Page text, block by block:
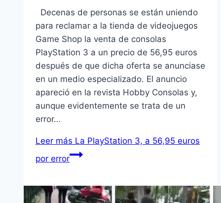
Decenas de personas se están uniendo
para reclamar a la tienda de videojuegos
Game Shop la venta de consolas
PlayStation 3 a un precio de 56,95 euros
después de que dicha oferta se anunciase
en un medio especializado. El anuncio
apareció en la revista Hobby Consolas y,
aunque evidentemente se trata de un
error…
Leer más La PlayStation 3, a 56,95 euros
por error